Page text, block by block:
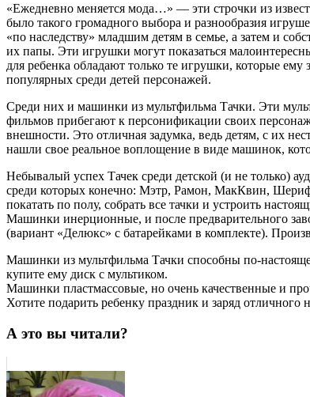
«Ежедневно меняется мода…» — эти строчки из
было такого громадного выбора и разнообразия
«по наследству» младшим детям в семье, а затем и
их папы. Эти игрушки могут показаться
для ребенка обладают только те игрушки, которые
популярных среди детей персонажей.
Среди них и машинки из мультфильма Тачки. Эти
фильмов прибегают к персонификации своих
внешности. Это отличная задумка, ведь детям, с их
нашли свое реальное воплощение в виде машинок,
Небывалый успех Тачек среди детской (и не только)
среди которых конечно: Мэтр, Рамон, МакКвин,
покатать по полу, собрать все тачки и устроить
Машинки инерционные, и после предварительного
(вариант «Делюкс» с батарейками в комплекте).
Машинки из мультфильма Тачки способны по-
купите ему диск с мультиком.
Машинки пластмассовые, но очень качественные и
Хотите подарить ребенку праздник и заряд отличного
А это вы читали?